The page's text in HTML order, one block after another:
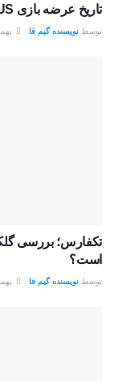
تاریخ عرضه بازی HELL is US فاش شد
توسط نویسنده گیم فا بهمن 23,
است؟
توسط نویسنده گیم فا بهمن 23,